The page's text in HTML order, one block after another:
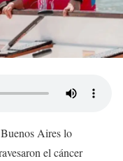
Aires lo
el cáncer